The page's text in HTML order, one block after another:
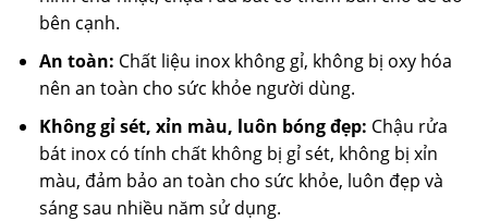
bên cạnh.
An toàn: Chất liệu inox không gỉ, không bị oxy hóa
nên an toàn cho sức khỏe người dùng.
Không gỉ sét, xỉn màu, luôn bóng đẹp: Chậu rửa
bát inox có tính chất không bị gỉ sét, không bị xỉn
màu, đảm bảo an toàn cho sức khỏe, luôn đẹp và
sáng sau nhiều năm sử dụng.